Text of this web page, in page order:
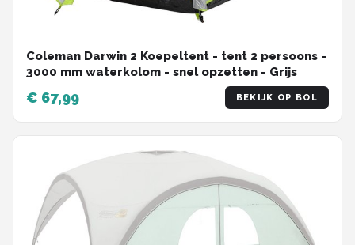
Coleman Darwin 2 Koepeltent - tent 2 persoons -
3000 mm waterkolom - snel opzetten - Grijs
€ 67,99 BEKIJK OP BOL